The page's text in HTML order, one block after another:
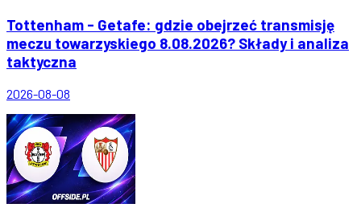
Tottenham - Getafe: gdzie obejrzeć transmisję
meczu towarzyskiego 8.08.2026? Składy i analiza
taktyczna
2026-08-08